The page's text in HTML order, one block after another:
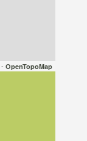
- OpenTopoMap